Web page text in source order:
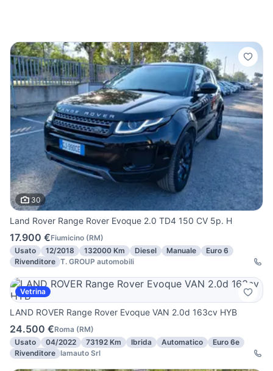
30
Land Rover Range Rover Evoque 2.0 TD4 150 CV 5p. H
17.900 €Fiumicino (RM)
Usato
12/2018 132000 Km Diesel Manuale
Euro 6
Rivenditore T. GROUP automobili
Vetrina
LAND ROVER Range Rover Evoque VAN 2.0d 163cv HYB
24.500 €Roma (RM)
Usato
04/2022 73192 Km Ibrida Automatico
Euro 6e
Rivenditore Iamauto Srl